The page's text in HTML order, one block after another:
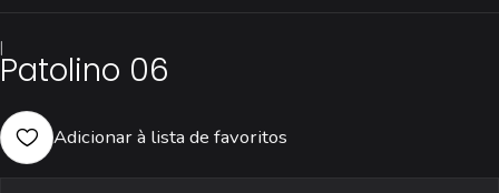
|
Patolino 06
Adicionar à lista de favoritos